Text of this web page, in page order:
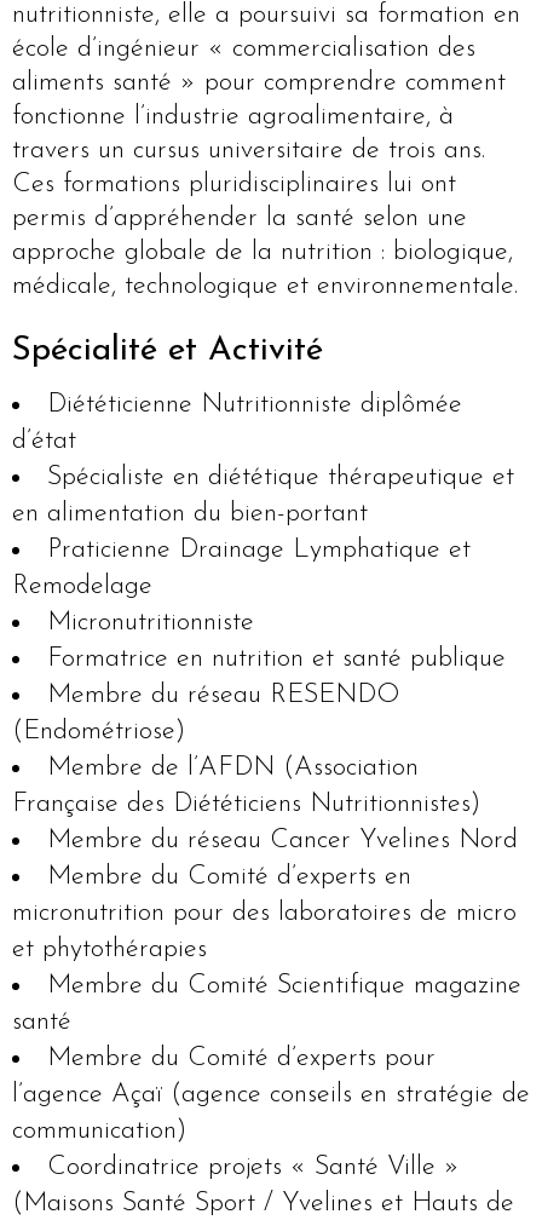
nutritionniste, elle a poursuivi sa formation en
école d’ingénieur « commercialisation des
aliments santé » pour comprendre comment
fonctionne l’industrie agroalimentaire, à
travers un cursus universitaire de trois ans.
Ces formations pluridisciplinaires lui ont
permis d’appréhender la santé selon une
approche globale de la nutrition : biologique,
médicale, technologique et environnementale.
Spécialité et Activité
Diététicienne Nutritionniste diplômée
d’état
Spécialiste en diététique thérapeutique et
en alimentation du bien-portant
Praticienne Drainage Lymphatique et
Remodelage
Micronutritionniste
Formatrice en nutrition et santé publique
Membre du réseau RESENDO
(Endométriose)
Membre de l’AFDN (Association
Française des Diététiciens Nutritionnistes)
Membre du réseau Cancer Yvelines Nord
Membre du Comité d’experts en
micronutrition pour des laboratoires de micro
et phytothérapies
Membre du Comité Scientifique magazine
santé
Membre du Comité d’experts pour
l’agence Açaï (agence conseils en stratégie de
communication)
Coordinatrice projets « Santé Ville »
(Maisons Santé Sport / Yvelines et Hauts de